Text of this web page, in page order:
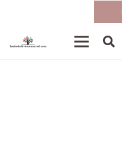
Dickies
exclusive à l’Usine Deguerry